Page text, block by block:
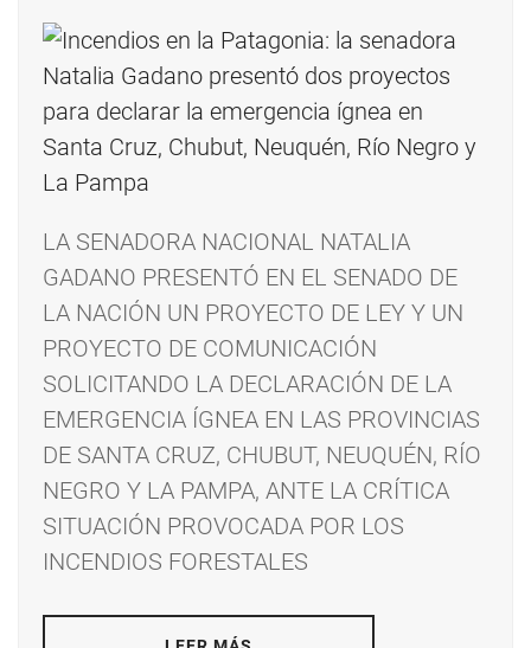
LA SENADORA NACIONAL NATALIA
GADANO PRESENTÓ EN EL SENADO DE
LA NACIÓN UN PROYECTO DE LEY Y UN
PROYECTO DE COMUNICACIÓN
SOLICITANDO LA DECLARACIÓN DE LA
EMERGENCIA ÍGNEA EN LAS PROVINCIAS
DE SANTA CRUZ, CHUBUT, NEUQUÉN, RÍO
NEGRO Y LA PAMPA, ANTE LA CRÍTICA
SITUACIÓN PROVOCADA POR LOS
INCENDIOS FORESTALES